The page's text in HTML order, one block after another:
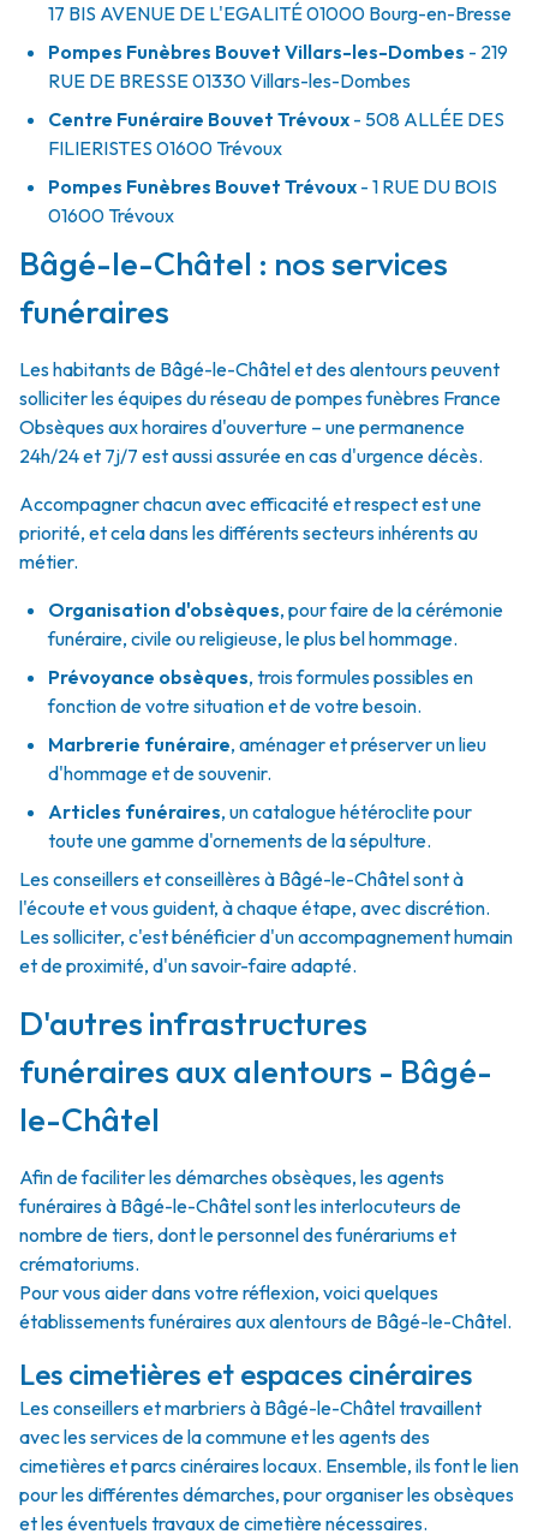
17 BIS AVENUE DE L'EGALITÉ01000 Bourg-en-Bresse
Pompes Funèbres Bouvet Villars-les-Dombes - 219
RUE DE BRESSE01330Villars-les-Dombes
Centre Funéraire Bouvet Trévoux - 508 ALLÉE DES
FILIERISTES 01600 Trévoux
Pompes Funèbres Bouvet Trévoux - 1 RUE DU BOIS
01600 Trévoux
Bâgé-le-Châtel : nos services
funéraires
Les habitants de Bâgé-le-Châtel et des alentours peuvent
solliciter les équipes du réseau de pompes funèbres France
Obsèques aux horaires d'ouverture – une permanence
24h/24 et 7j/7 est aussi assurée en cas d'urgence décès.
Accompagner chacun avec efficacité et respect est une
priorité, et cela dans les différents secteurs inhérents au
métier.
Organisation d'obsèques, pour faire de la cérémonie
funéraire, civile ou religieuse, le plus bel hommage.
Prévoyance obsèques, trois formules possibles en
fonction de votre situation et de votre besoin.
Marbrerie funéraire, aménager et préserver un lieu
d'hommage et de souvenir.
Articles funéraires, un catalogue hétéroclite pour
toute une gamme d'ornements de la sépulture.
Les conseillers et conseillères à Bâgé-le-Châtel sont à
l'écoute et vous guident, à chaque étape, avec discrétion.
Les solliciter, c'est bénéficier d'un accompagnement humain
et de proximité, d'un savoir-faire adapté.
D'autres infrastructures
funéraires aux alentours - Bâgé-
le-Châtel
Afin de faciliter les démarches obsèques, les agents
funéraires à Bâgé-le-Châtel sont les interlocuteurs de
nombre de tiers, dont le personnel des funérariums et
crématoriums.
Pour vous aider dans votre réflexion, voici quelques
établissements funéraires aux alentours de Bâgé-le-Châtel.
Les cimetières et espaces cinéraires
Les conseillers et marbriers à Bâgé-le-Châtel travaillent
avec les services de la commune et les agents des
cimetières et parcs cinéraires locaux. Ensemble, ils font le lien
pour les différentes démarches, pour organiser les obsèques
et les éventuels travaux de cimetière nécessaires.